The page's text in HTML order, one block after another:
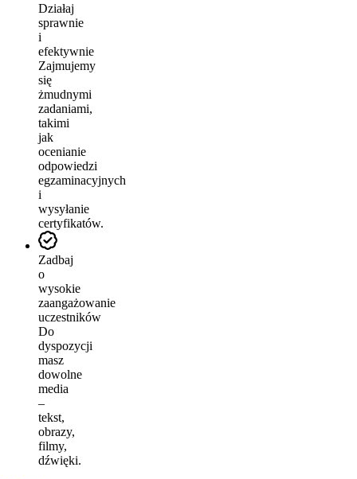
Działaj
sprawnie
i
efektywnie
Zajmujemy
się
żmudnymi
zadaniami,
takimi
jak
ocenianie
odpowiedzi
egzaminacyjnych
i
wysyłanie
certyfikatów.
Zadbaj
o
wysokie
zaangażowanie
uczestników
Do
dyspozycji
masz
dowolne
media
–
tekst,
obrazy,
filmy,
dźwięki.